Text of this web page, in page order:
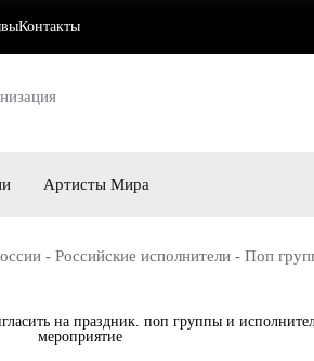
Контакты
Артисты Мира
- Российские исполнители - Поп